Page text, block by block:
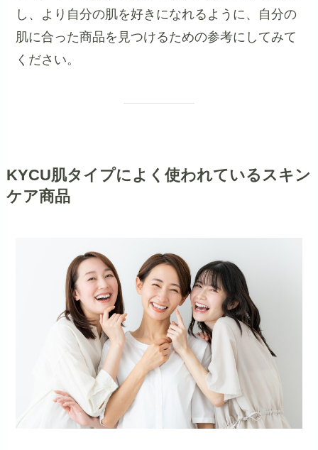
し、より自分の肌を好きになれるように、自分の
肌に合った商品を見つけるための参考にしてみて
ください。
KYCU肌タイプによく使われているスキン
ケア商品